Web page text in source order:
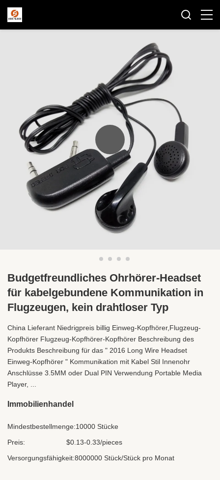
Budgetfreundliches Ohrhörer-Headset
für kabelgebundene Kommunikation in
Flugzeugen, kein drahtloser Typ
China Lieferant Niedrigpreis billig Einweg-Kopfhörer,Flugzeug-
Kopfhörer Flugzeug-Kopfhörer-Kopfhörer Beschreibung des
Produkts Beschreibung für das " 2016 Long Wire Headset
Einweg-Kopfhörer " Kommunikation mit Kabel Stil Innenohr
Anschlüsse 3.5MM oder Dual PIN Verwendung Portable Media
Player, ...
Immobilienhandel
Mindestbestellmenge:10000 Stücke
Preis:
$0.13-0.33/pieces
Versorgungsfähigkeit:8000000 Stück/Stück pro Monat